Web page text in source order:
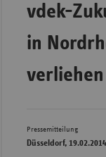
vdek-
in
verliehen
Pressemitteilung
Düsseldorf, 19.02.2014